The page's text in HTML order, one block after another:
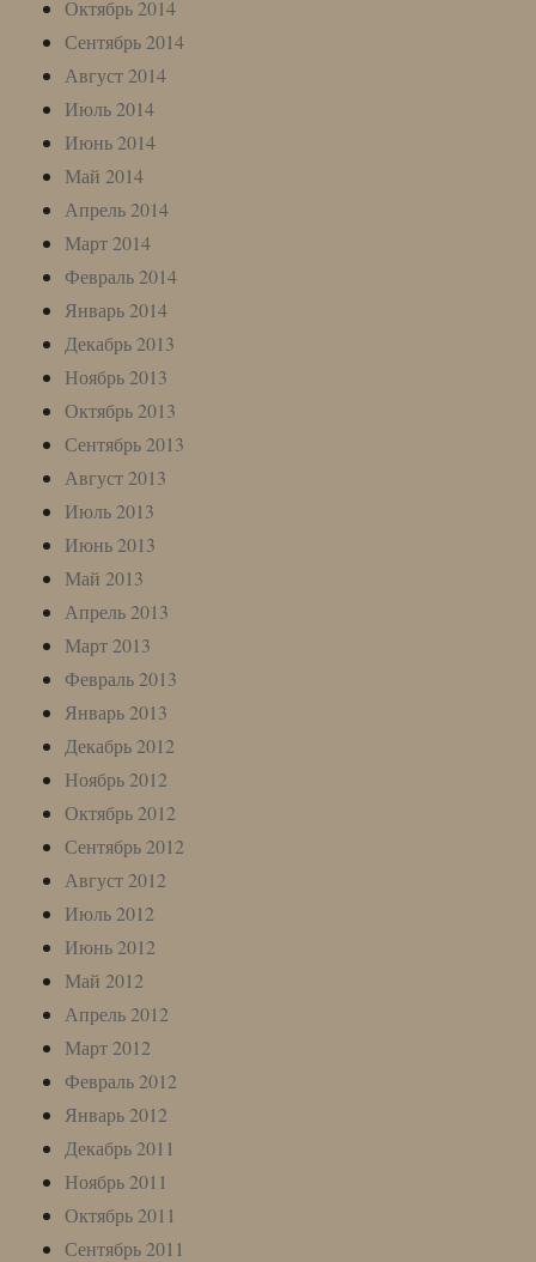
Октябрь 2014
Сентябрь 2014
Август 2014
Июль 2014
Июнь 2014
Май 2014
Апрель 2014
Март 2014
Февраль 2014
Январь 2014
Декабрь 2013
Ноябрь 2013
Октябрь 2013
Сентябрь 2013
Август 2013
Июль 2013
Июнь 2013
Май 2013
Апрель 2013
Март 2013
Февраль 2013
Январь 2013
Декабрь 2012
Ноябрь 2012
Октябрь 2012
Сентябрь 2012
Август 2012
Июль 2012
Июнь 2012
Май 2012
Апрель 2012
Март 2012
Февраль 2012
Январь 2012
Декабрь 2011
Ноябрь 2011
Октябрь 2011
Сентябрь 2011